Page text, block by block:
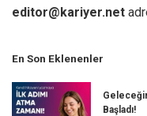
editor@kariyer.net
En Son Eklenenler
Başladı!